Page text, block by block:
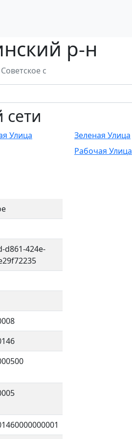
р-н
Советское с
Улица Зеленая Улица
Рабочая Улица
d861-424e-